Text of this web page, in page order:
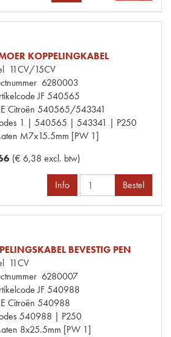
KOPPELINGKABEL
11CV/15CV
6280003
JF540565
Citroën 540565/543341
1 | 540565 | 543341 | P250
M7x15.5mm [PW 1]
(€ 6,38 excl. btw)
Info Bestel
BEVESTIG PEN
11CV
6280007
JF540988
Citroën 540988
540988 | P250
8x25.5mm [PW 1]